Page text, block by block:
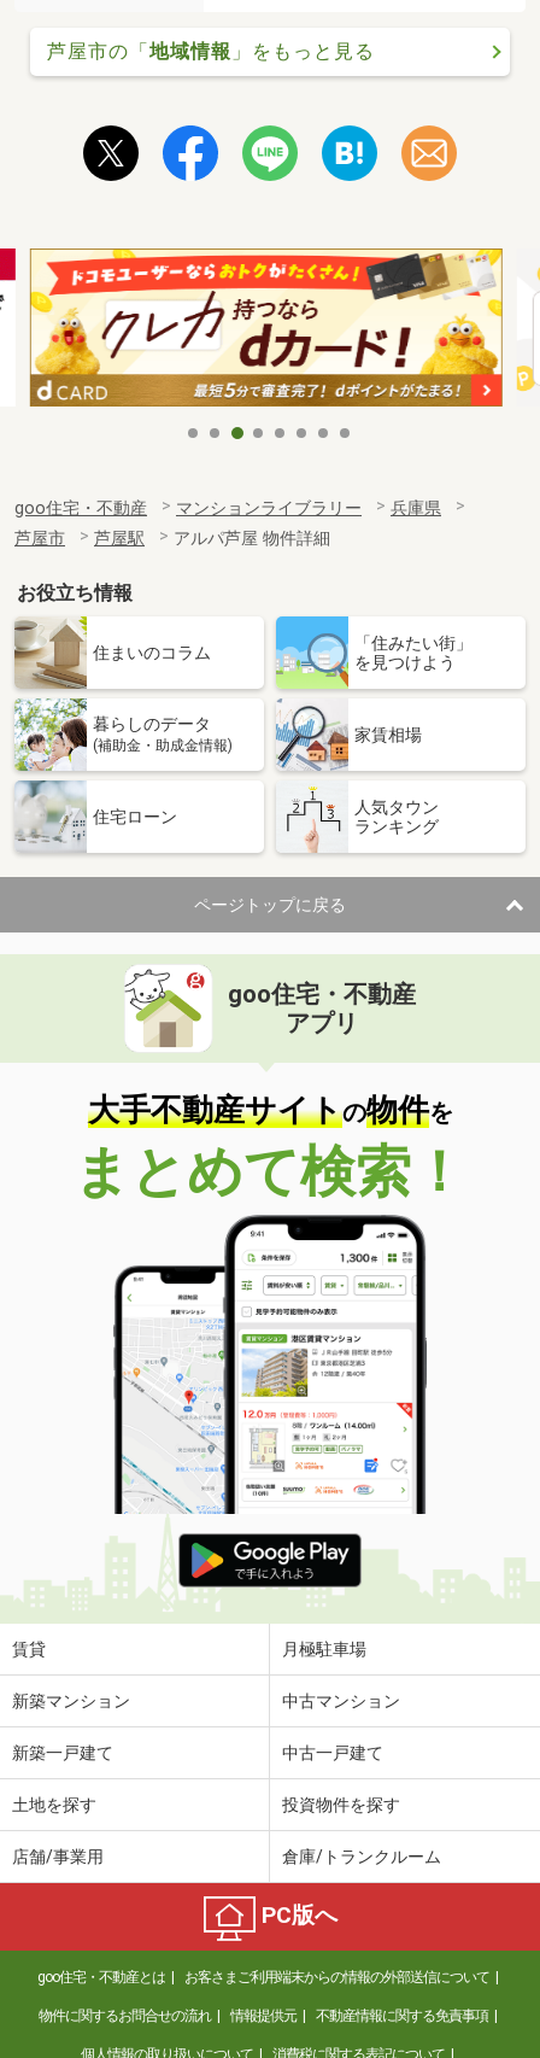
芦屋市の「 地域情報 」をもっと見る
goo住宅・不動産 マンションライブラリー
兵庫県
芦屋市
芦屋駅 アルパ芦屋 物件詳細
お役立ち情報
住まいのコラム
「住みたい街」
を見つけよう
暮らしのデータ
(補助金・助成金情報)
家賃相場
住宅ローン
人気タウン
ランキング
ページトップに戻る
goo住宅・不動産
アプリ
大手不動産サイトの物件を
まとめて検索！
賃貸 月極駐車場
新築マンション 中古マンション
新築一戸建て 中古一戸建て
土地を探す 投資物件を探す
店舗/事業用 倉庫/トランクルーム
PC版へ
goo住宅・不動産とは お客さまご利用端末からの情報の外部送信について
物件に関するお問合せの流れ 情報提供元 不動産情報に関する免責事項